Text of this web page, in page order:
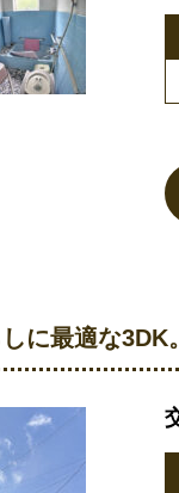
に最適な3DK